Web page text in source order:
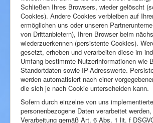
Schließen Ihres Browsers, wieder gelöscht
Cookies). Andere Cookies verbleiben auf
ermöglichen uns oder unseren
von Drittanbietern), Ihren Browser beim
wiederzuerkennen (persistente Cookies).
gesetzt, erheben und verarbeiten diese im
Umfang bestimmte Nutzerinformationen wie
Standortdaten sowie IP-Adresswerte.
werden automatisiert nach einer
die sich je nach Cookie unterscheiden kann.
Sofern durch einzelne von uns
personenbezogene Daten verarbeitet
Verarbeitung gemäß Art. 6 Abs. 1 lit. f